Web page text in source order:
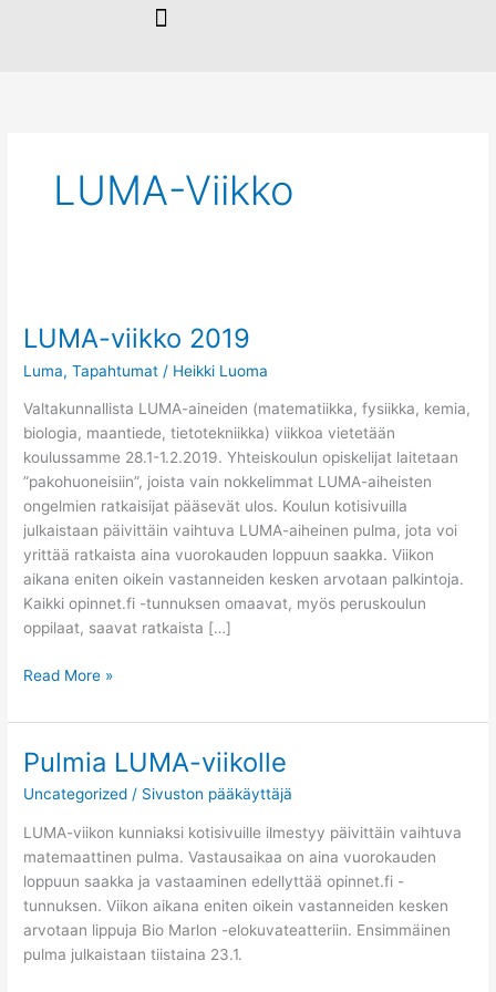
LUMA-Viikko
LUMA-viikko 2019
Luma,Tapahtumat / Heikki Luoma
Valtakunnallista LUMA-aineiden (matematiikka, fysiikka, kemia,
biologia, maantiede, tietotekniikka) viikkoa vietetään
koulussamme 28.1-1.2.2019. Yhteiskoulun opiskelijat laitetaan
”pakohuoneisiin”, joista vain nokkelimmat LUMA-aiheisten
ongelmien ratkaisijat pääsevät ulos. Koulun kotisivuilla
julkaistaan päivittäin vaihtuva LUMA-aiheinen pulma, jota voi
yrittää ratkaista aina vuorokauden loppuun saakka. Viikon
aikana eniten oikein vastanneiden kesken arvotaan palkintoja.
Kaikki opinnet.fi -tunnuksen omaavat, myös peruskoulun
oppilaat, saavat ratkaista […]
2019
Read More »
Pulmia LUMA-viikolle
Uncategorized / Sivuston pääkäyttäjä
LUMA-viikon kunniaksi kotisivuille ilmestyy päivittäin vaihtuva
matemaattinen pulma. Vastausaikaa on aina vuorokauden
loppuun saakka ja vastaaminen edellyttää opinnet.fi -
tunnuksen. Viikon aikana eniten oikein vastanneiden kesken
arvotaan lippuja Bio Marlon -elokuvateatteriin. Ensimmäinen
pulma julkaistaan tiistaina 23.1.
Pulmia
viikolle